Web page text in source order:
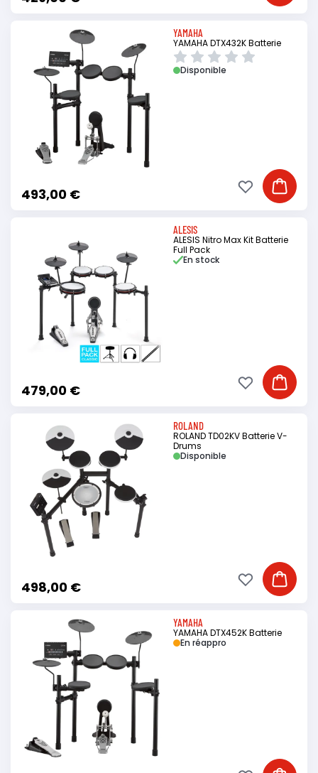
YAMAHA
YAMAHA DTX432K Batterie
493,00 €
Disponible
Ajouter
Ajouter à ma
ALESIS
ALESIS Nitro Max Kit Batterie
Full Pack
479,00 €
En stock
Ajouter
Ajouter à ma
ROLAND
ROLAND TD02KV Batterie V-
Drums
498,00 €
Disponible
Ajouter
Ajouter à ma
YAMAHA
YAMAHA DTX452K Batterie
En réappro